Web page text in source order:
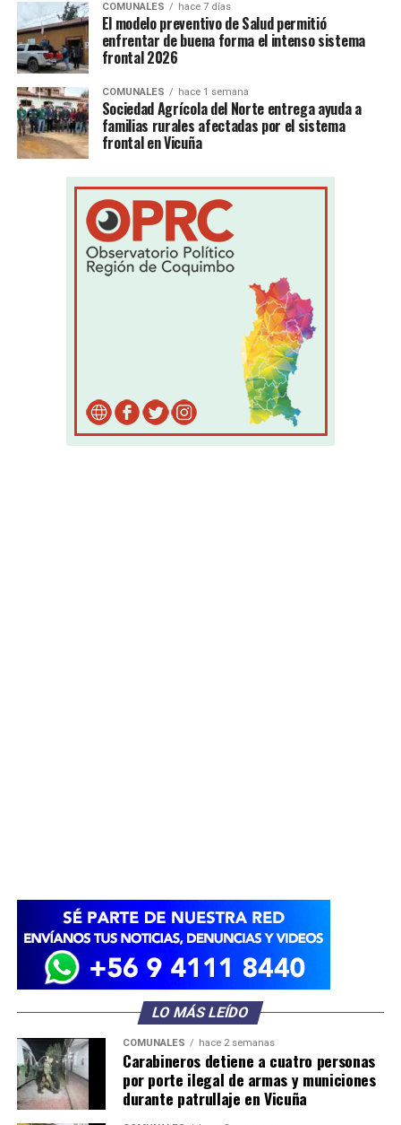
COMUNALES hace 7 días
El modelo preventivo de Salud permitió
enfrentar de buena forma el intenso sistema
frontal 2026
COMUNALES hace 1 semana
Sociedad Agrícola del Norte entrega ayuda a
familias rurales afectadas por el sistema
frontal en Vicuña
LO MÁS LEÍDO
COMUNALES hace 2 semanas
Carabineros detiene a cuatro personas
por porte ilegal de armas y municiones
durante patrullaje en Vicuña